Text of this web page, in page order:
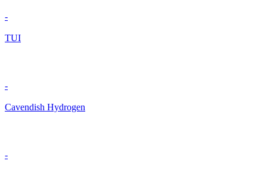
-
TUI
-
Cavendish Hydrogen
-